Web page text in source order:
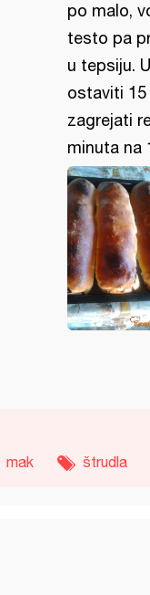
po malo,
testo pa
u tepsiju.
ostaviti
zagrejati
minuta na
mak štrudla